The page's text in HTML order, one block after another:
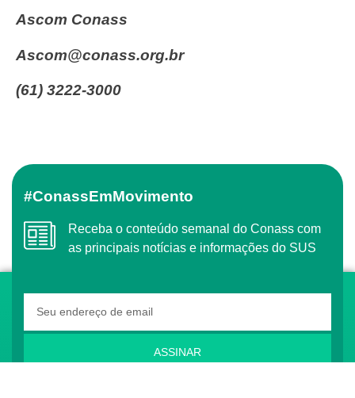
Ascom Conass
ascom@conass.org.br
(61) 3222-3000
#ConassEmMovimento
Receba o conteúdo semanal do Conass com
as principais notícias e informações do SUS
ASSINAR